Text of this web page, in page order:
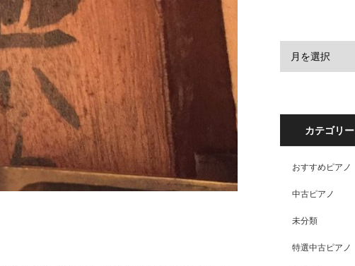
カテゴリー
おすすめピアノ
中古ピアノ
未分類
特選中古ピアノ